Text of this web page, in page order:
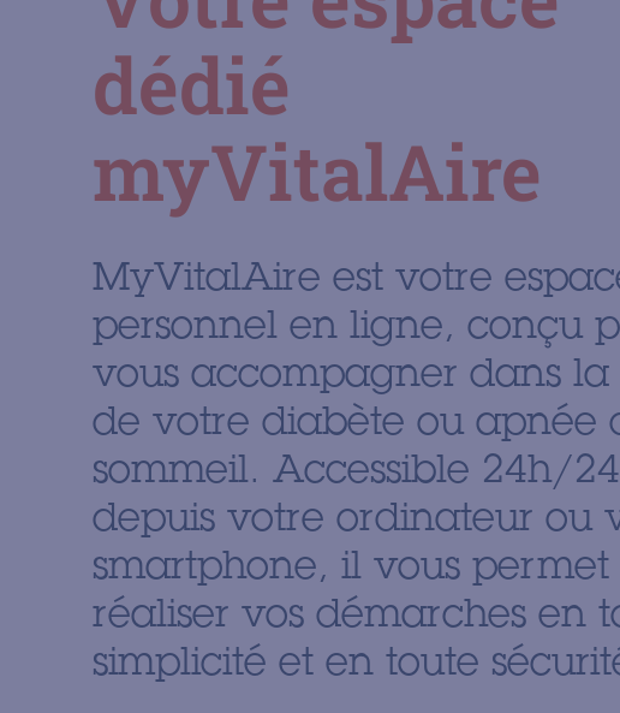
dédié
myVitalAire
MyVitalAire est votre
personnel en ligne, conçu
vous accompagner dans la
de votre diabète ou apnée
sommeil. Accessible 24h/
depuis votre ordinateur ou
smartphone, il vous permet
réaliser vos démarches en
simplicité et en toute